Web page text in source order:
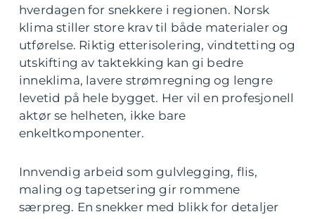
hverdagen for snekkere i regionen. Norsk
klima stiller store krav til både materialer og
utførelse. Riktig etterisolering, vindtetting og
utskifting av taktekking kan gi bedre
inneklima, lavere strømregning og lengre
levetid på hele bygget. Her vil en profesjonell
aktør se helheten, ikke bare
enkeltkomponenter.
Innvendig arbeid som gulvlegging, flis,
maling og tapetsering gir rommene
særpreg. En snekker med blikk for detaljer